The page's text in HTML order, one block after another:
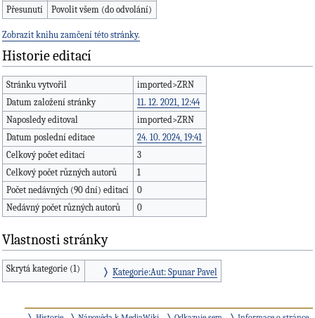
Přesunutí
Povolit všem (do odvolání)
Zobrazit knihu zamčení této stránky.
Historie editací
Stránku vytvořil
imported>ZRN
Datum založení stránky
11. 12. 2021, 12:44
Naposledy editoval
imported>ZRN
Datum poslední editace
24. 10. 2024, 19:41
Celkový počet editací
3
Celkový počet různých autorů
1
Počet nedávných (90 dní) editací
0
Nedávný počet různých autorů
0
Vlastnosti stránky
Skrytá kategorie (1) Kategorie:Aut: Spunar Pavel